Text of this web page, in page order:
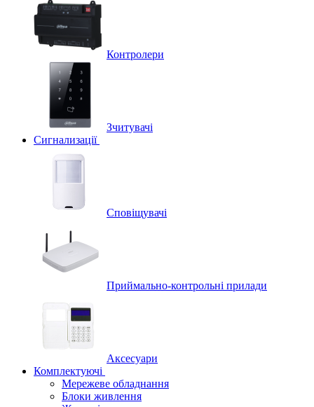
Контролери
Зчитувачі
Сигнализації
Сповіщувачі
Приймально-контрольні прилади
Аксесуари
Комплектуючі
Мережеве обладнання
Блоки живлення